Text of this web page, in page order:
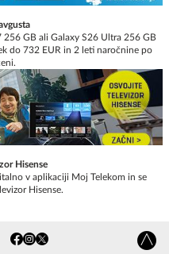
GB ali Galaxy S26 Ultra 256 GB
do 732 EUR in 2 leti naročnine po
Hisense
v aplikaciji Moj Telekom in se
Hisense.